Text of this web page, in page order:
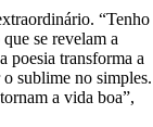
“Tenho
se revelam a
poesia transforma a
o sublime no simples.
a vida boa”,